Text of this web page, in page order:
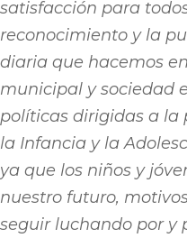
satisfacción para
reconocimiento y la
diaria que hacemos
municipal y sociedad
políticas dirigidas a la
la Infancia y la
ya que los niños y
nuestro futuro,
seguir luchando por y